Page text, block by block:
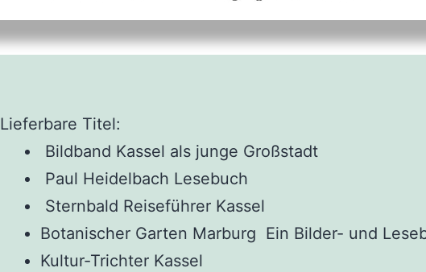
Lieferbare Titel:
Bildband Kassel als junge Großstadt
Paul Heidelbach Lesebuch
Sternbald Reiseführer Kassel
Botanischer Garten Marburg Ein Bilder- und
Kultur-Trichter Kassel